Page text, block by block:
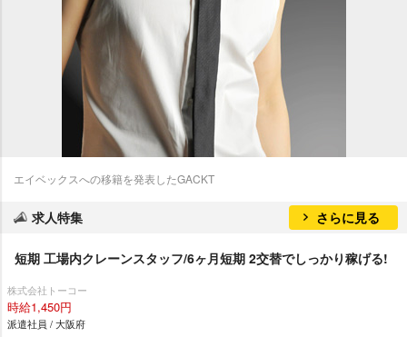
エイベックスへの移籍を発表したGACKT
求人特集 さらに見る
短期 工場内クレーンスタッフ/6ヶ月短期 2交替でしっかり稼げる!
株式会社トーコー
時給1,450円
派遣社員 / 大阪府